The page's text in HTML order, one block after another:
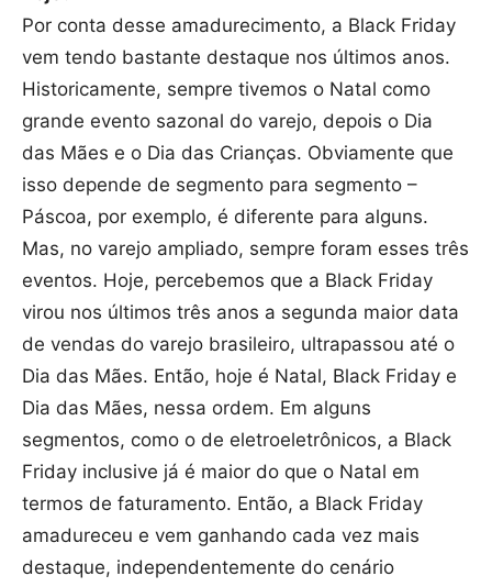
Por conta desse amadurecimento, a Black Friday
vem tendo bastante destaque nos últimos anos.
Historicamente, sempre tivemos o Natal como
grande evento sazonal do varejo, depois o Dia
das Mães e o Dia das Crianças. Obviamente que
isso depende de segmento para segmento –
Páscoa, por exemplo, é diferente para alguns.
Mas, no varejo ampliado, sempre foram esses três
eventos. Hoje, percebemos que a Black Friday
virou nos últimos três anos a segunda maior data
de vendas do varejo brasileiro, ultrapassou até o
Dia das Mães. Então, hoje é Natal, Black Friday e
Dia das Mães, nessa ordem. Em alguns
segmentos, como o de eletroeletrônicos, a Black
Friday inclusive já é maior do que o Natal em
termos de faturamento. Então, a Black Friday
amadureceu e vem ganhando cada vez mais
destaque, independentemente do cenário